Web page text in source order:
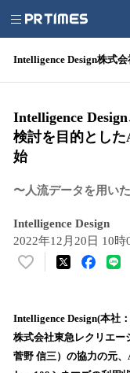
Intelligence Design株式会
Intelligence
検討を目的とし
始
〜人流データを用い
Intelligence Design
2022年12月20日 10時
い
！
数
を
読
Intelligence Design(本社
株式会社東急レクリエー
菅野 信三）の協力の元